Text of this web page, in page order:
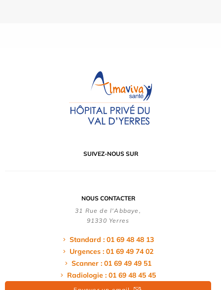
SUIVEZ-NOUS SUR
NOUS CONTACTER
31 Rue de l'Abbaye,
91330 Yerres
Standard : 01 69 48 48 13
Urgences : 01 69 49 74 02
Scanner : 01 69 49 49 51
Radiologie : 01 69 48 45 45